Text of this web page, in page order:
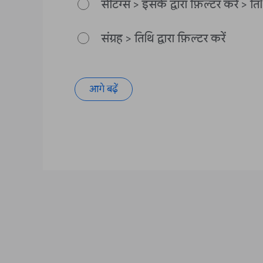
सेटिंग्स > इसके द्वारा फ़िल्टर करें >
संग्रह > तिथि द्वारा फ़िल्टर करें
आगे बढ़ें